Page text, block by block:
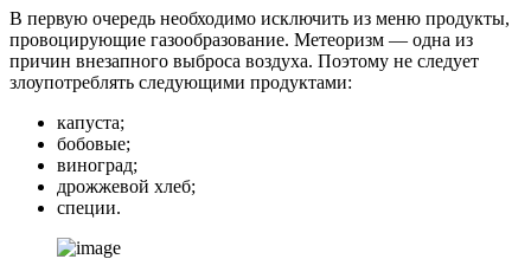
В первую очередь необходимо исключить из меню продукты,
провоцирующие газообразование. Метеоризм — одна из
причин внезапного выброса воздуха. Поэтому не следует
злоупотреблять следующими продуктами:
капуста;
бобовые;
виноград;
дрожжевой хлеб;
специи.